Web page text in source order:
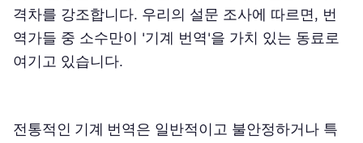
격차를 강조합니다. 우리의 설문 조사에 따르면, 번
역가들 중 소수만이 '기계 번역'을 가치 있는 동료로
여기고 있습니다.
전통적인 기계 번역은 일반적이고 불안정하거나 특